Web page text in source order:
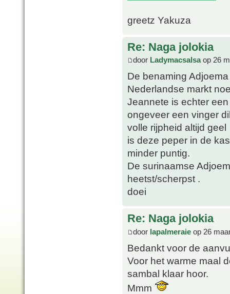
greetz Yakuza
Re: Naga jolokia
door Ladymacsalsaop 26
De benaming
Nederlandse markt
Jeannete is echter
ongeveer een vinger
volle rijpheid altijd geel
is deze peper in de
minder puntig.
De surinaamse
heetst/scherpst .
doei
Re: Naga jolokia
door lapalmeraie op 26
Bedankt voor de
Voor het warme maal
sambal klaar hoor.
Mmm